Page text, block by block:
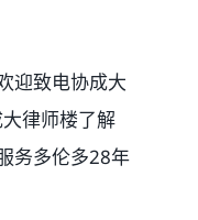
迎致电协成大
大律师楼了解
务多伦多28年